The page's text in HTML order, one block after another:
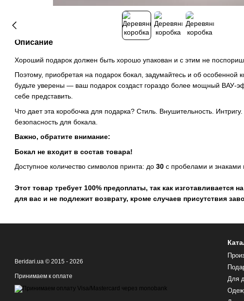
Описание
Хороший подарок должен быть хорошо упакован и с этим не
Поэтому, приобретая на подарок бокал, задумайтесь и об особенной
будьте уверены — ваш подарок создаст гораздо более мощный ВАУ-
себе представить.
Что дает эта коробочка для подарка? Стиль. Внушительность.
безопасность для бокала.
Важно, обратите внимание:
Бокал не входит в состав товара!
Доступное количество символов принта: до 30 с пробелами и знаками
Этот товар требует 100% предоплаты, так как изготавливается
для вас и не подлежит возврату, кроме случаев присутствия
Beridari.ua © 2015 - 2026
Принимаем к оплате
Для